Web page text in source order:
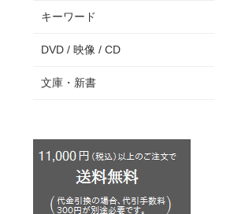
キーワード
DVD / 映像 / CD
文庫・新書